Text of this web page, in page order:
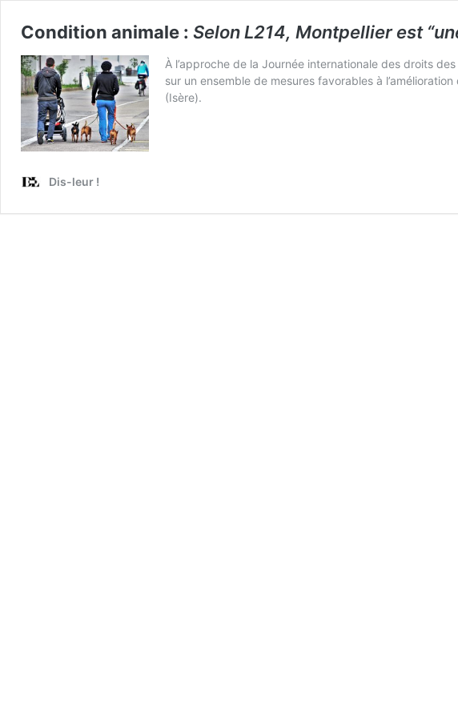
Condition animale : Selon L214, Montpellier est
À l’approche de la Journée internationale des droits
sur un ensemble de mesures favorables à
(Isère).
Dis-leur !